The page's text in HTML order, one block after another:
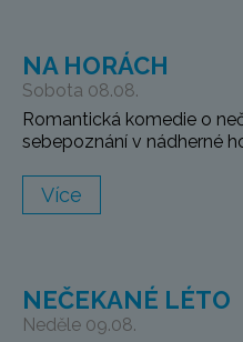
NA HORÁCH
Sobota 08.08.
Romantická komedie o
sebepoznání v nádherné
Více
NEČEKANÉ LÉTO
Neděle 09.08.